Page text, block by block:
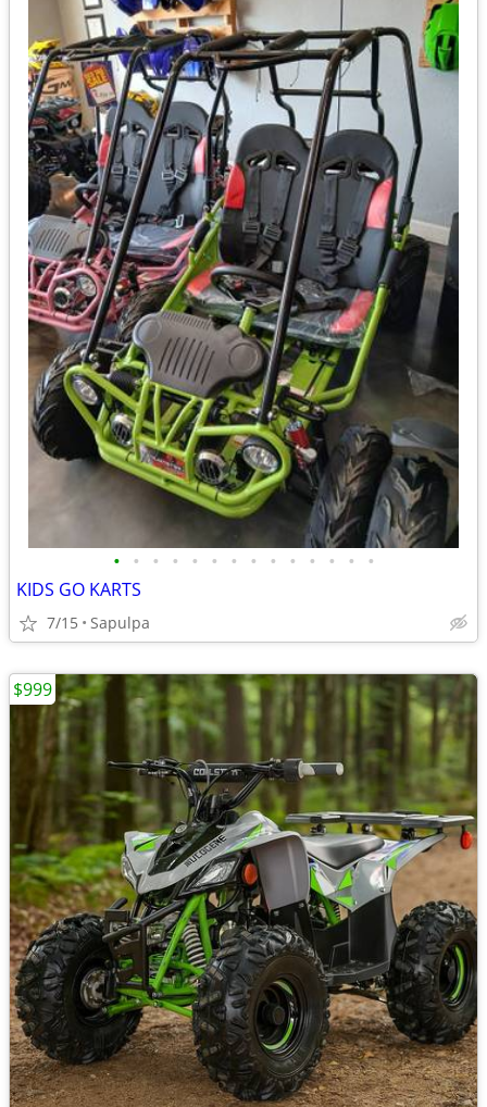
• • • • • • • • • • • • • •
KIDS GO KARTS
7/15 Sapulpa
$999